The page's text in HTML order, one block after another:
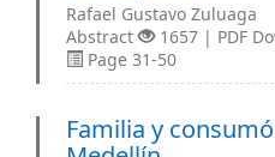
Rafael Gustavo Zuluaga
Abstract
1657 | PDF
Page 31-50
Familia y